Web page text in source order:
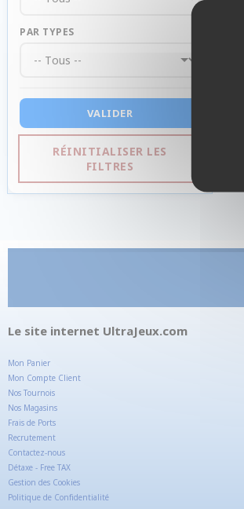
PAR TYPES
VALIDER
RÉINITIALISER LES
FILTRES
Le site internet UltraJeux.com
Mon Panier
Mon Compte Client
Nos Tournois
Nos Magasins
Frais de Ports
Recrutement
Contactez-nous
Détaxe - Free TAX
Gestion des Cookies
Politique de Confidentialité